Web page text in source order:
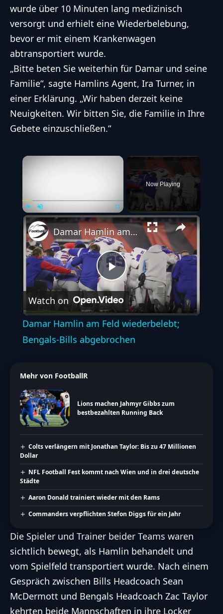
wurde über 10 Minuten lang medizinisch
versorgt und erhielt eine Wiederbelebung,
bevor er mit einem Krankenwagen
abtransportiert wurde.
„Bitte beten Sie weiterhin für Damar und seine
Familie“, sagte Hamlins Agent, Ira Turner, in
einer Erklärung. „Wir haben derzeit keine
Neuigkeiten. Wir bitten Sie, die Familie in Ihre
Gebete einzuschließen.“
×
Play Unmute Fullscreen
Now Playing
Play
Video
Damar Hamlin am Feld wiederbelebt; Bengals-Bills abgebrochen
Watch on
Damar Hamlin am Feld wiederbelebt;
Bengals-Bills abgebrochen
Mehr von FootballR
Lions machen Jahmyr Gibbs zum
bestbezahlten Running Back
Colts verlängern mit Jonathan Taylor: Bis zu 47 Millionen
Dollar
NFL Football Fest kommt nach Wien und in drei deutsche
Städte
Aaron Donald trainiert wieder mit den Rams
Commanders verpflichten Stefon Diggs für ein Jahr
Die Spieler und Trainer beider Teams waren
sichtlich bewegt, als Hamlin behandelt und
vom Spielfeld transportiert wurde. Nach einem
Gespräch zwischen Bills Headcoach Sean
McDermott und Bengals Headcoach Zac Taylor
kehrten beide Mannschaften in ihre Locker